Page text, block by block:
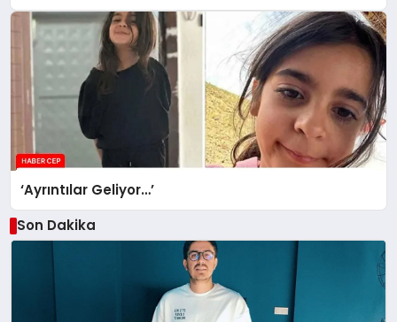
‘Ayrıntılar Geliyor…’
Son Dakika